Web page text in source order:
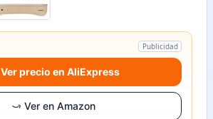
Publicidad
Ver precio en AliExpress
Ver en Amazon